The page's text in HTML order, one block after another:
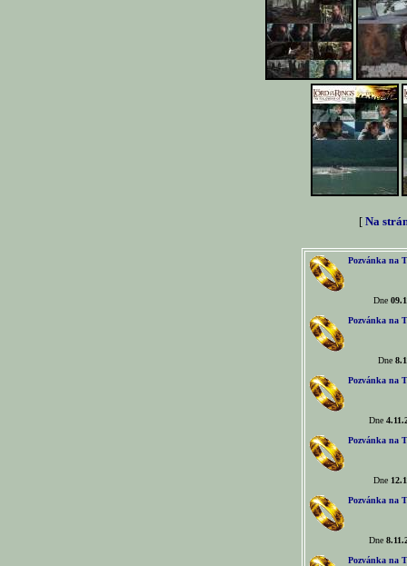
[ Na
Pozvánka na
Dne
Pozvánka na
Dne
Pozvánka na
Dne
Pozvánka na
Dne
Pozvánka na
Dne
Pozvánka na